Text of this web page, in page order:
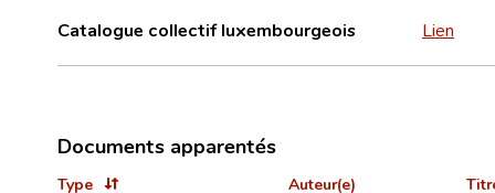
Catalogue collectif luxembourgeois Lien
Documents apparentés
Type Auteur(e)